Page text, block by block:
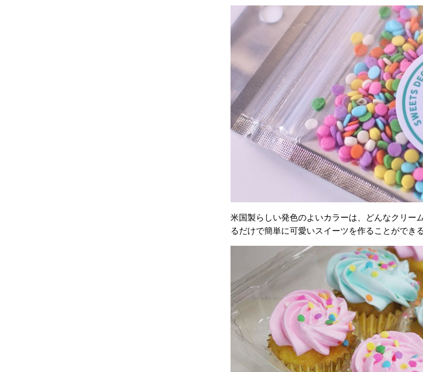
米国製らしい発色のよいカラーは、どんなクリー
るだけで簡単に可愛いスイーツを作ることができ